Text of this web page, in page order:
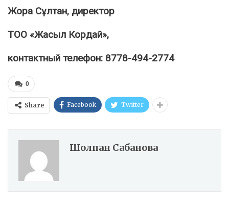
Жора Сұлтан, директор
ТОО «Жасыл Кордай»,
контактный телефон: 8778-494-2774
0
Share Facebook Twitter
Шолпан Сабанова